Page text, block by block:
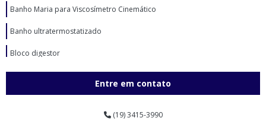
Banho Maria para Viscosímetro Cinemático
Banho ultratermostatizado
Bloco digestor
Britador de mandíbulas laboratório em sp
Britador de mandíbulas para laboratório
Entre em contato
(19) 3415-3990